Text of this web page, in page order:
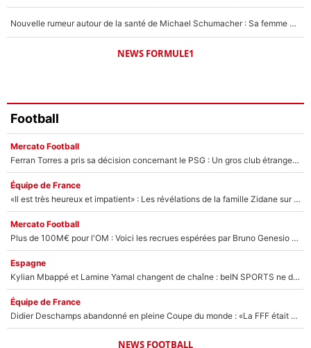
Nouvelle rumeur autour de la santé de Michael Schumacher : Sa femme Corinna sort du silence
NEWS FORMULE1
Football
Mercato Football
Ferran Torres a pris sa décision concernant le PSG : Un gros club étranger prêt à relancer le feuilleton pour la signature du champion du monde 2026 !
Équipe de France
«Il est très heureux et impatient» : Les révélations de la famille Zidane sur sa prise de pouvoir en équipe de France !
Mercato Football
Plus de 100M€ pour l'OM : Voici les recrues espérées par Bruno Genesio et Grégory Lorenzi après l’opération dégraissage
Espagne
Kylian Mbappé et Lamine Yamal changent de chaîne : beIN SPORTS ne digère pas cette décision historique et prédit un fiasco pour la Liga
Équipe de France
Didier Deschamps abandonné en pleine Coupe du monde : «La FFF était déjà passée à Zinedine Zidane»
NEWS FOOTBALL